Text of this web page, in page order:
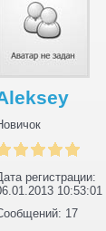
регистрации:
10:53:01
17